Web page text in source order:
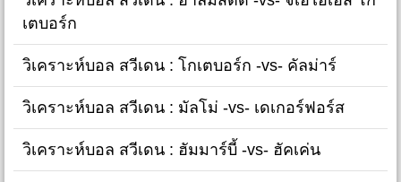
เตบอร์ก
วิเคราะห์บอล สวีเดน : โกเตบอร์ก -vs- คัลม่าร์
วิเคราะห์บอล สวีเดน : มัลโม่ -vs- เดเกอร์ฟอร์ส
วิเคราะห์บอล สวีเดน : ฮัมมาร์บี้ -vs- ฮัคเค่น